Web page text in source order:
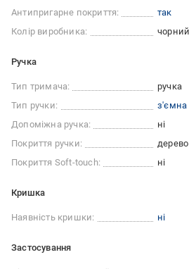
Антипригарне покриття:
так
Колір виробника:
чорний
Ручка
Тип тримача:
ручка
Тип ручки:
з'ємна
Допоміжна ручка:
ні
Покриття ручки:
дерево
Покриття Soft-touch:
ні
Кришка
Наявність кришки: ні
Застосування